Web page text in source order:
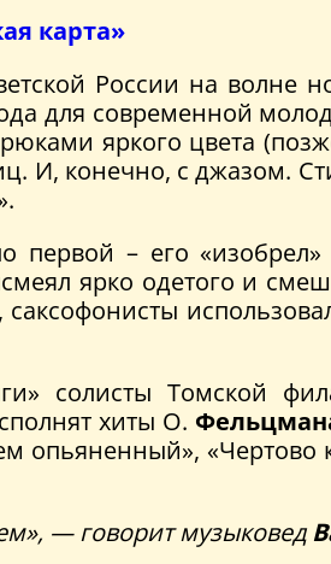
карта»
России на
для современной
яркого цвета
И, конечно, с джазом.
первой – его
ярко одетого и
солисты Томской
хиты О.
опьяненный», «Чертово
— говорит музыковед